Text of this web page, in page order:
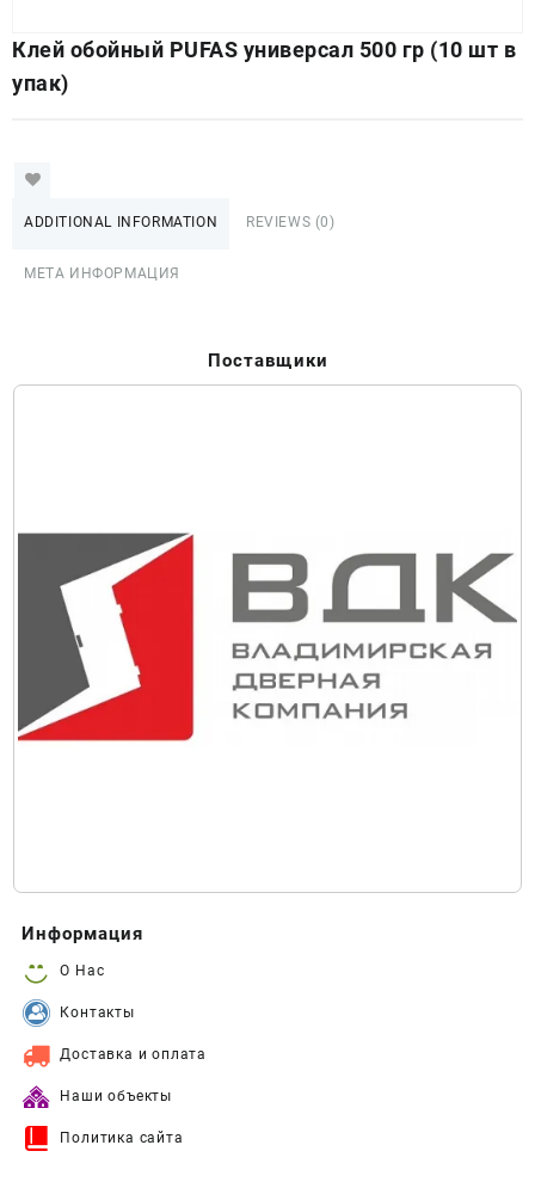
Клей обойный PUFAS универсал 500 гр (10 шт в
упак)
ADDITIONAL INFORMATION REVIEWS (0)
МЕТА ИНФОРМАЦИЯ
Поставщики
Информация
О Нас
Контакты
Доставка и оплата
Наши объекты
Политика сайта